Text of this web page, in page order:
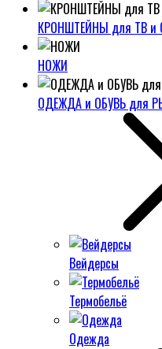
КРОНШТЕЙНЫ для ТВ и
НОЖИ
ОДЕЖДА и ОБУВЬ для
Вейдерсы
Термобельё
Одежда